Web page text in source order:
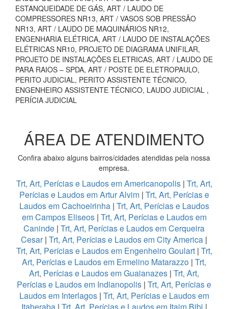
ESTANQUEIDADE DE GÁS, ART / LAUDO DE
COMPRESSORES NR13, ART / VASOS SOB PRESSÃO
NR13, ART / LAUDO DE MAQUINÁRIOS NR12,
ENGENHARIA ELÉTRICA, ART / LAUDO DE INSTALAÇÕES
ELÉTRICAS NR10, PROJETO DE DIAGRAMA UNIFILAR,
PROJETO DE INSTALAÇÕES ELETRICAS, ART / LAUDO DE
PARA RAIOS – SPDA, ART / POSTE DE ELETROPAULO,
PERITO JUDICIAL, PERITO ASSISTENTE TÉCNICO,
ENGENHEIRO ASSISTENTE TÉCNICO, LAUDO JUDICIAL ,
PERÍCIA JUDICIAL
ÁREA DE ATENDIMENTO
Confira abaixo alguns bairros/cidades atendidas pela nossa
empresa.
Trt, Art, Perícias e Laudos em Americanopolis | Trt, Art,
Perícias e Laudos em Artur Alvim | Trt, Art, Perícias e
Laudos em Cachoeirinha| Trt, Art, Perícias e Laudos
em Campos Eliseos | Trt, Art, Perícias e Laudos em
Caninde | Trt, Art, Perícias e Laudos em Cerqueira
Cesar| Trt, Art, Perícias e Laudos em City America |
Trt, Art, Perícias e Laudos em Engenheiro Goulart | Trt,
Art, Perícias e Laudos em Ermelino Matarazzo | Trt,
Art, Perícias e Laudos em Guaianazes | Trt, Art,
Perícias e Laudos em Indianopolis | Trt, Art, Perícias e
Laudos em Interlagos| Trt, Art, Perícias e Laudos em
Itaberaba| Trt, Art, Perícias e Laudos em Itaim Bibi |